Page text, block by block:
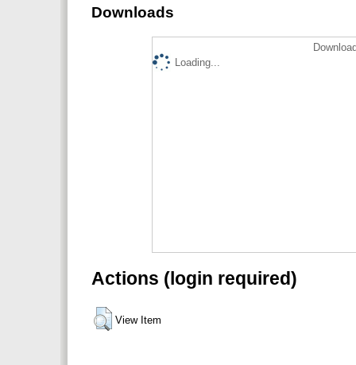
Downloads
Loading...
Actions (login required)
View Item